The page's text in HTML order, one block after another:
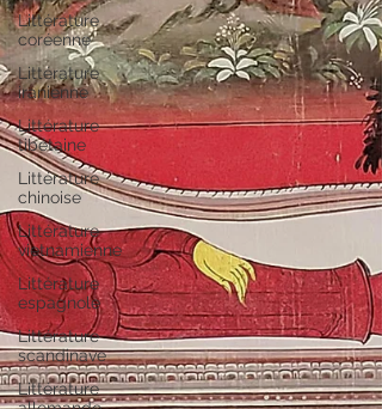
Littérature
coréenne
Littérature
iranienne
Littérature
tibétaine
Littérature
chinoise
Littérature
vietnamienne
Littérature
espagnole
Littérature
scandinave
Littérature